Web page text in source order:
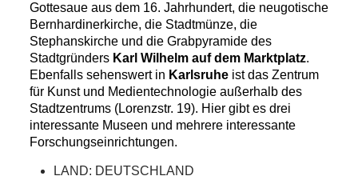
Gottesaue aus dem 16. Jahrhundert, die neugotische
Bernhardinerkirche, die Stadtmünze, die
Stephanskirche und die Grabpyramide des
Stadtgründers Karl Wilhelm auf dem Marktplatz.
Ebenfalls sehenswert in Karlsruheist das Zentrum
für Kunst und Medientechnologie außerhalb des
Stadtzentrums (Lorenzstr. 19). Hier gibt es drei
interessante Museen und mehrere interessante
Forschungseinrichtungen.
LAND: DEUTSCHLAND